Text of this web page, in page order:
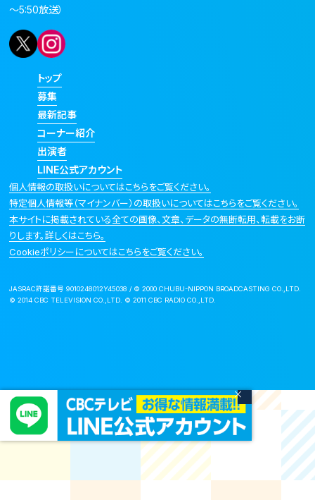
～5:50放送）
トップ
募集
最新記事
コーナー紹介
出演者
LINE公式アカウント
個人情報の取扱いについてはこちらをご覧ください。
特定個人情報等（マイナンバー）の取扱いについてはこちらをご覧ください。
本サイトに掲載されている全ての画像、文章、データの無断転用、転載をお断
りします。詳しくはこちら。
Cookieポリシーについてはこちらをご覧ください。
JASRAC許諾番号 9010248012Y45038 / © 2000 CHUBU-NIPPON BROADCASTING CO.,LTD.
© 2014 CBC TELEVISION CO.,LTD. © 2011 CBC RADIO CO.,LTD.